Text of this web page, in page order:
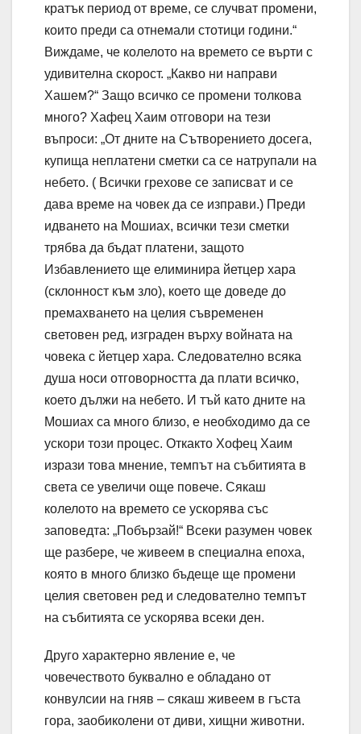
кратък период от време, се случват промени,
които преди са отнемали стотици години.“
Виждаме, че колелото на времето се върти с
удивителна скорост. „Какво ни направи
Хашем?“ Защо всичко се промени толкова
много? Хафец Хаим отговори на тези
въпроси: „От дните на Сътворението досега,
купища неплатени сметки са се натрупали на
небето. ( Всички грехове се записват и се
дава време на човек да се изправи.) Преди
идването на Мошиах, всички тези сметки
трябва да бъдат платени, защото
Избавлението ще елиминира йетцер хара
(склонност към зло), което ще доведе до
премахването на целия съвременен
световен ред, изграден върху войната на
човека с йетцер хара. Следователно всяка
душа носи отговорността да плати всичко,
което дължи на небето. И тъй като дните на
Мошиах са много близо, е необходимо да се
ускори този процес. Откакто Хофец Хаим
изрази това мнение, темпът на събитията в
света се увеличи още повече. Сякаш
колелото на времето се ускорява със
заповедта: „Побързай!“ Всеки разумен човек
ще разбере, че живеем в специална епоха,
която в много близко бъдеще ще промени
целия световен ред и следователно темпът
на събитията се ускорява всеки ден.
Друго характерно явление е, че
човечеството буквално е обладано от
конвулсии на гняв – сякаш живеем в гъста
гора, заобиколени от диви, хищни животни.